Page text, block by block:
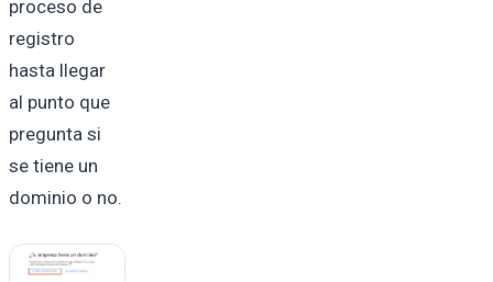
proceso de
registro
hasta llegar
al punto que
pregunta si
se tiene un
dominio o no.